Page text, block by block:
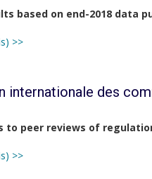
based on end-2018 data
>>
internationale des
to peer reviews of
>>